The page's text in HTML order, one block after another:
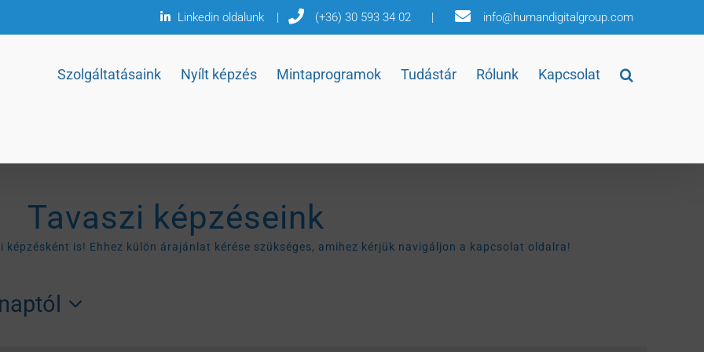
Linkedin oldalunk | (+36) 30 593 34 02 | info@humandigitalgroup.com
Szolgáltatásaink Nyílt képzés Mintaprogramok Tudástár Rólunk Kapcsolat
Tavaszi képzéseink